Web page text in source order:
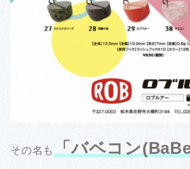
その名も 「バベコン